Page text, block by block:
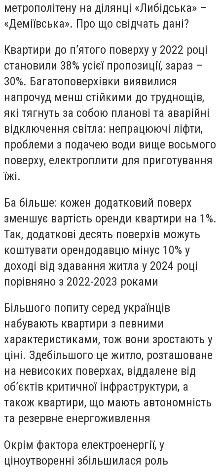
метрополітену на ділянці «Либідська» –
«Деміївська». Про що свідчать дані?
Квартири до пʼятого поверху у 2022 році
становили 38% усієї пропозиції, зараз –
30%. Багатоповерхівки виявилися
напрочуд менш стійкими до труднощів,
які тягнуть за собою планові та аварійні
відключення світла: непрацюючі ліфти,
проблеми з подачею води вище восьмого
поверху, електроплити для приготування
їжі.
Ба більше: кожен додатковий поверх
зменшує вартість оренди квартири на 1%.
Так, додаткові десять поверхів можуть
коштувати орендодавцю мінус 10% у
доході від здавання житла у 2024 році
порівняно з 2022-2023 роками
Більшого попиту серед українців
набувають квартири з певними
характеристиками, тож вони зростають у
ціні. Здебільшого це житло, розташоване
на невисоких поверхах, віддалене від
об’єктів критичної інфраструктури, а
також квартири, що мають автономність
та резервне енергоживлення
Окрім фактора електроенергії, у
ціноутворенні збільшилася роль